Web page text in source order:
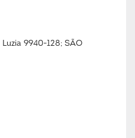
9940-128; SÃO